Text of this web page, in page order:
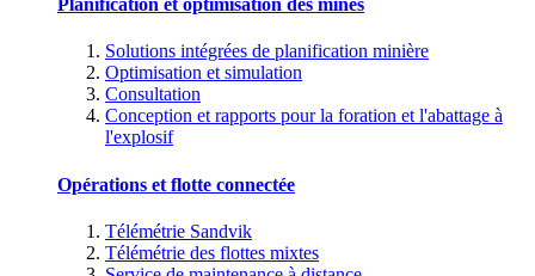
Planification et optimisation des mines
Solutions intégrées de planification minière
Optimisation et simulation
Consultation
Conception et rapports pour la foration et l'abattage à
l'explosif
Opérations et flotte connectée
Télémétrie Sandvik
Télémétrie des flottes mixtes